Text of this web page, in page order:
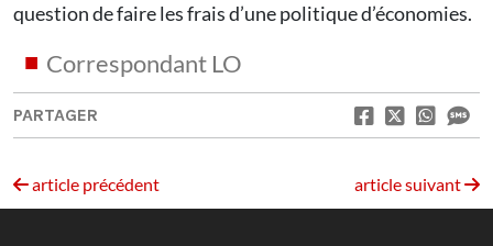
question de faire les frais d’une politique d’économies.
Correspondant LO
PARTAGER
article précédent article suivant